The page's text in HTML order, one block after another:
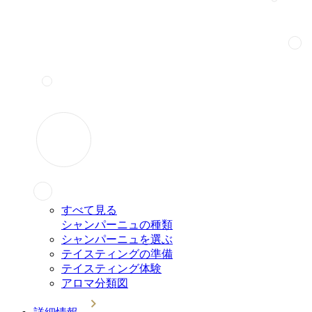
すべて見る
シャンパーニュの種類
シャンパーニュを選ぶ
テイスティングの準備
テイスティング体験
アロマ分類図